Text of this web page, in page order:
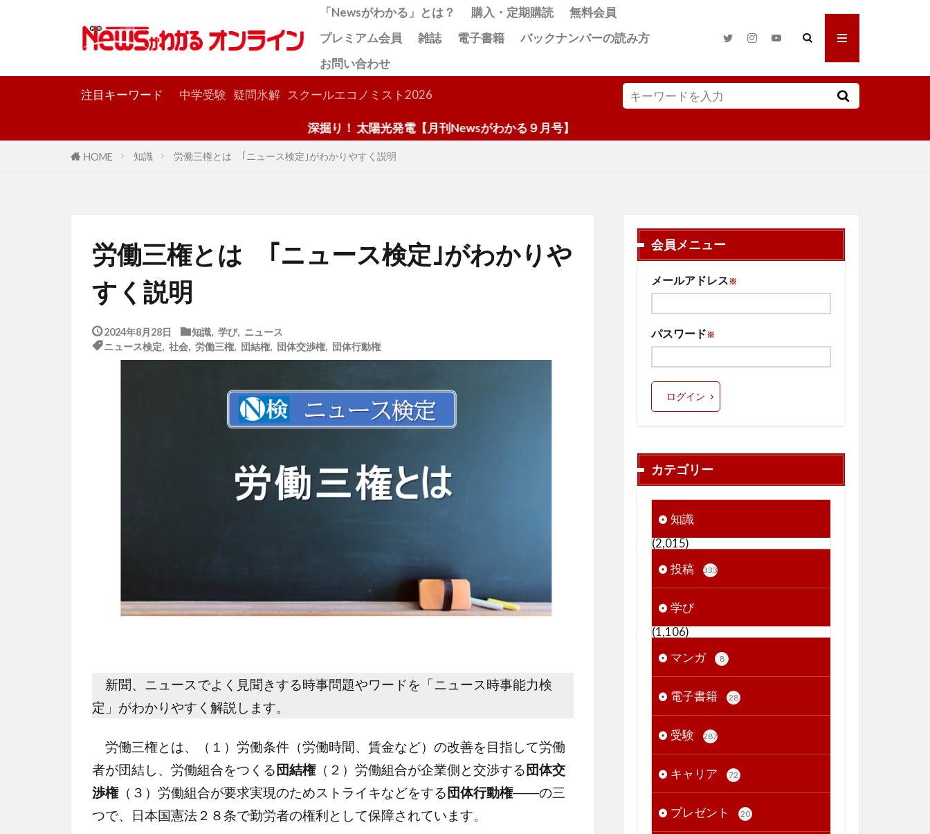
「Newsがわかる」とは？ 購入・定期購読
無料会員
プレミアム会員
雑誌 電子書籍
バックナンバーの読み方
お問い合わせ
注目キーワード 中学受験 疑問氷解 スクールエコノミスト2026
深掘り！ 太陽光発電【月刊Newsがわかる９月号】
HOME 知識 労働三権とは ｢ニュース検定｣がわかりやすく説明
労働三権とは ｢ニュース検定｣がわかりや
すく説明
2024年8月28日 知識 学び,
ニュース
ニュース検定
社会, 労働三権, 団結権, 団体交渉権, 団体行動権
新聞、ニュースでよく見聞きする時事問題やワードを「ニュース時事能力検
定」がわかりやすく解説します。
労働三権とは、（１）労働条件（労働時間、賃金など）の改善を目指して労働
者が団結し、労働組合をつくる団結権（２）労働組合が企業側と交渉する団体交
渉権（３）労働組合が要求実現のためストライキなどをする団体行動権――の三
つで、日本国憲法２８条で勤労者の権利として保障されています。
会員メニュー
メールアドレス※
パスワード※
ログイン
カテゴリー
知識
(2,015)
投稿
333
学び
(1,106)
マンガ
8
電子書籍 28
受験 287
キャリア 72
プレゼント 20
検索